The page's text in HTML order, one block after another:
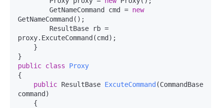
        GetNameCommand cmd =
new
GetNameCommand();
proxy.ExcuteCommand(cmd);
public class
Proxy
{
public ResultBase ExcuteCommand (CommandBase
command )